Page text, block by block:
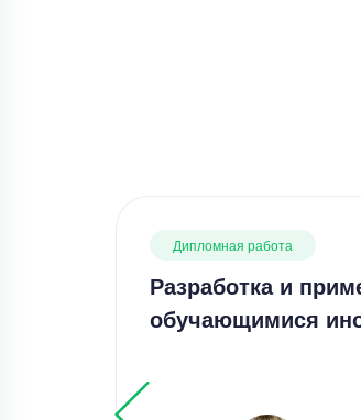
Дипломная работа
Разработка и
обучающимися